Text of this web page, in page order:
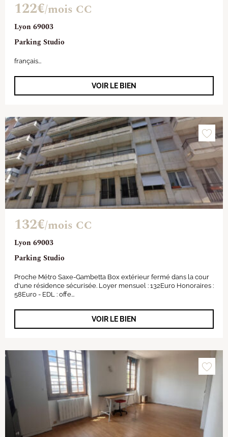
Lyon 69003
Parking Studio
122€/mois CC
français...
VOIR LE BIEN
Lyon 69003
Parking Studio
132€/mois CC
Proche Métro Saxe-Gambetta Box extérieur fermé dans la cour
d'une résidence sécurisée. Loyer mensuel : 132Euro Honoraires :
58Euro - EDL : offe...
VOIR LE BIEN